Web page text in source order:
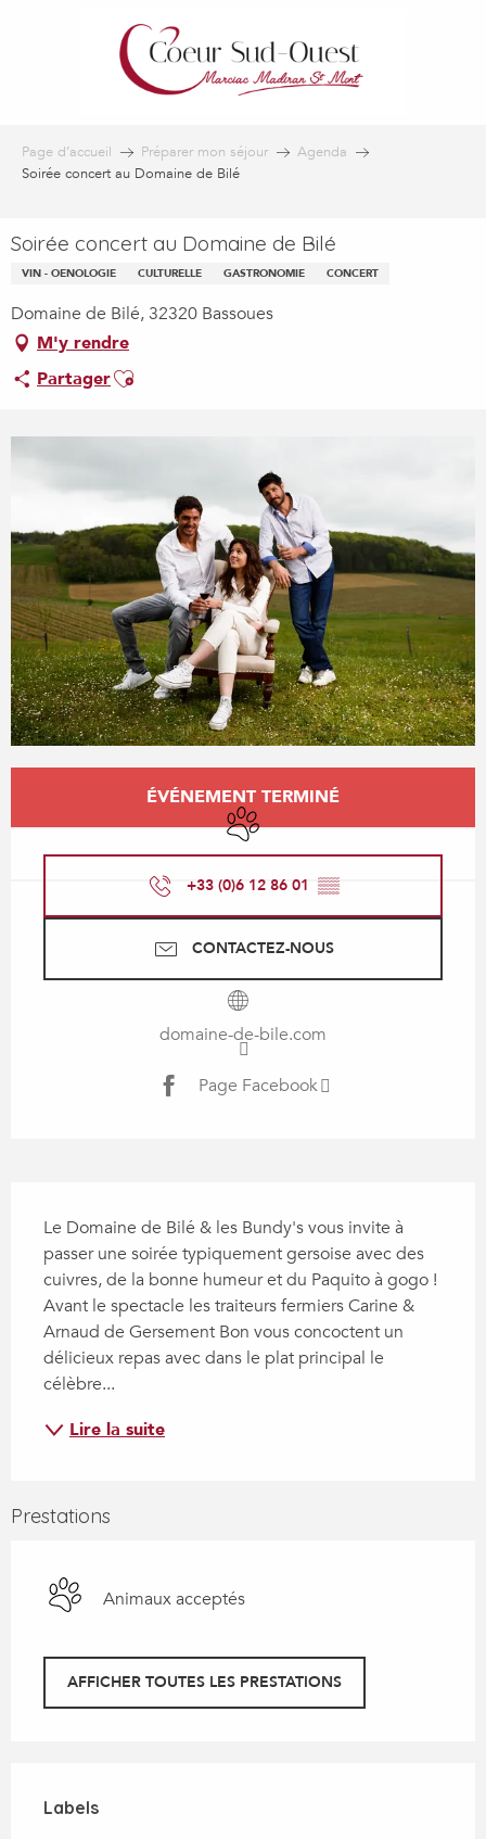
Page d’accueil Préparer mon séjour
Agenda
Soirée concert au Domaine de Bilé
Soirée concert au Domaine de Bilé
VIN - OENOLOGIE CULTURELLE GASTRONOMIE CONCERT
Domaine de Bilé, 32320 Bassoues
M'y rendre
PartagerAjouter aux favoris
Ouverture et coordonnées
ÉVÉNEMENT TERMINÉ
Animaux acceptés
+33 (0)6 12 86 01 ▒▒
CONTACTEZ-NOUS
domaine-de-bile.com
Page Facebook
Le Domaine de Bilé & les Bundy's vous invite à
passer une soirée typiquement gersoise avec des
cuivres, de la bonne humeur et du Paquito à gogo !
Avant le spectacle les traiteurs fermiers Carine &
Arnaud de Gersement Bon vous concoctent un
délicieux repas avec dans le plat principal le
célèbre...
Lire la suite
Prestations
Animaux acceptés
AFFICHER TOUTES LES PRESTATIONS
Labels
Labels